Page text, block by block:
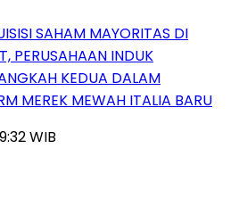
SAHAM MAYORITAS DI
PERUSAHAAN INDUK
KEDUA DALAM
MEREK MEWAH ITALIA BARU
WIB